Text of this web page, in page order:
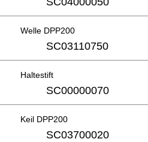
Welle DPP200
SC03110750
Haltestift
SC00000070
Keil DPP200
SC03700020